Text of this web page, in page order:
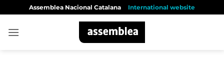
content
Assemblea Nacional Catalana International website